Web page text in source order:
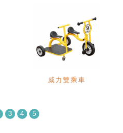
威力雙乘車
3 4 5